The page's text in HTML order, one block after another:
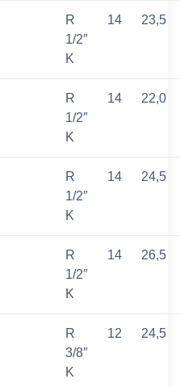
R
1/2″
K
14 23,5
R
1/2″
K
14 22,0
R
1/2″
K
14 24,5
R
1/2″
K
14 26,5
R
3/8″
K
12 24,5